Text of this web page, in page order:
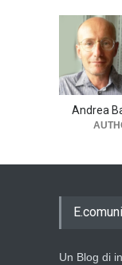
Andrea
Un Blog di